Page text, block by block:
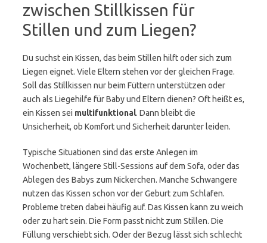
zwischen Stillkissen für
Stillen und zum Liegen?
Du suchst ein Kissen, das beim Stillen hilft oder sich zum
Liegen eignet. Viele Eltern stehen vor der gleichen Frage.
Soll das Stillkissen nur beim Füttern unterstützen oder
auch als Liegehilfe für Baby und Eltern dienen? Oft heißt es,
ein Kissen sei multifunktional. Dann bleibt die
Unsicherheit, ob Komfort und Sicherheit darunter leiden.
Typische Situationen sind das erste Anlegen im
Wochenbett, längere Still-Sessions auf dem Sofa, oder das
Ablegen des Babys zum Nickerchen. Manche Schwangere
nutzen das Kissen schon vor der Geburt zum Schlafen.
Probleme treten dabei häufig auf. Das Kissen kann zu weich
oder zu hart sein. Die Form passt nicht zum Stillen. Die
Füllung verschiebt sich. Oder der Bezug lässt sich schlecht